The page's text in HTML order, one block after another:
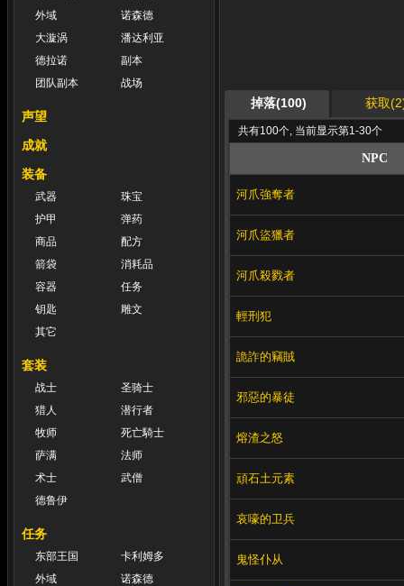
外域
诺森德
大漩涡
潘达利亚
德拉诺
副本
团队副本
战场
声望
成就
装备
武器
珠宝
护甲
弹药
商品
配方
箭袋
消耗品
容器
任务
钥匙
雕文
其它
套装
战士
圣骑士
猎人
潜行者
牧师
死亡騎士
萨满
法师
术士
武僧
德鲁伊
任务
东部王国
卡利姆多
外域
诺森德
掉落(100) 获取
共有100个, 当前显示第1-30个
NPC
河爪強奪者
河爪盜獵者
河爪殺戮者
輕刑犯
詭詐的竊賊
邪惡的暴徒
熔渣之怒
頑石土元素
哀嚎的卫兵
鬼怪仆从